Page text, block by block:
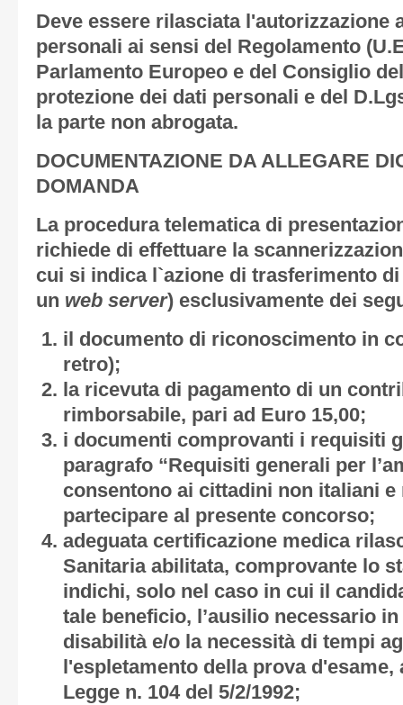
Deve essere rilasciata l'autorizzazione
personali ai sensi del Regolamento
Parlamento Europeo e del Consiglio
protezione dei dati personali e del
la parte non abrogata.
DOCUMENTAZIONE DA ALLEGARE
DOMANDA
La procedura telematica di
richiede di effettuare la
cui si indica l`azione di trasferimento
un web server) esclusivamente dei
il documento di riconoscimento in
retro);
la ricevuta di pagamento di un
rimborsabile, pari ad Euro 15,00;
i documenti comprovanti i requisiti
paragrafo “Requisiti generali per
consentono ai cittadini non italiani
partecipare al presente concorso;
adeguata certificazione medica
Sanitaria abilitata, comprovante lo
indichi, solo nel caso in cui il
tale beneficio, l’ausilio necessario
disabilità e/o la necessità di tempi
l'espletamento della prova
Legge n. 104 del 5/2/1992;